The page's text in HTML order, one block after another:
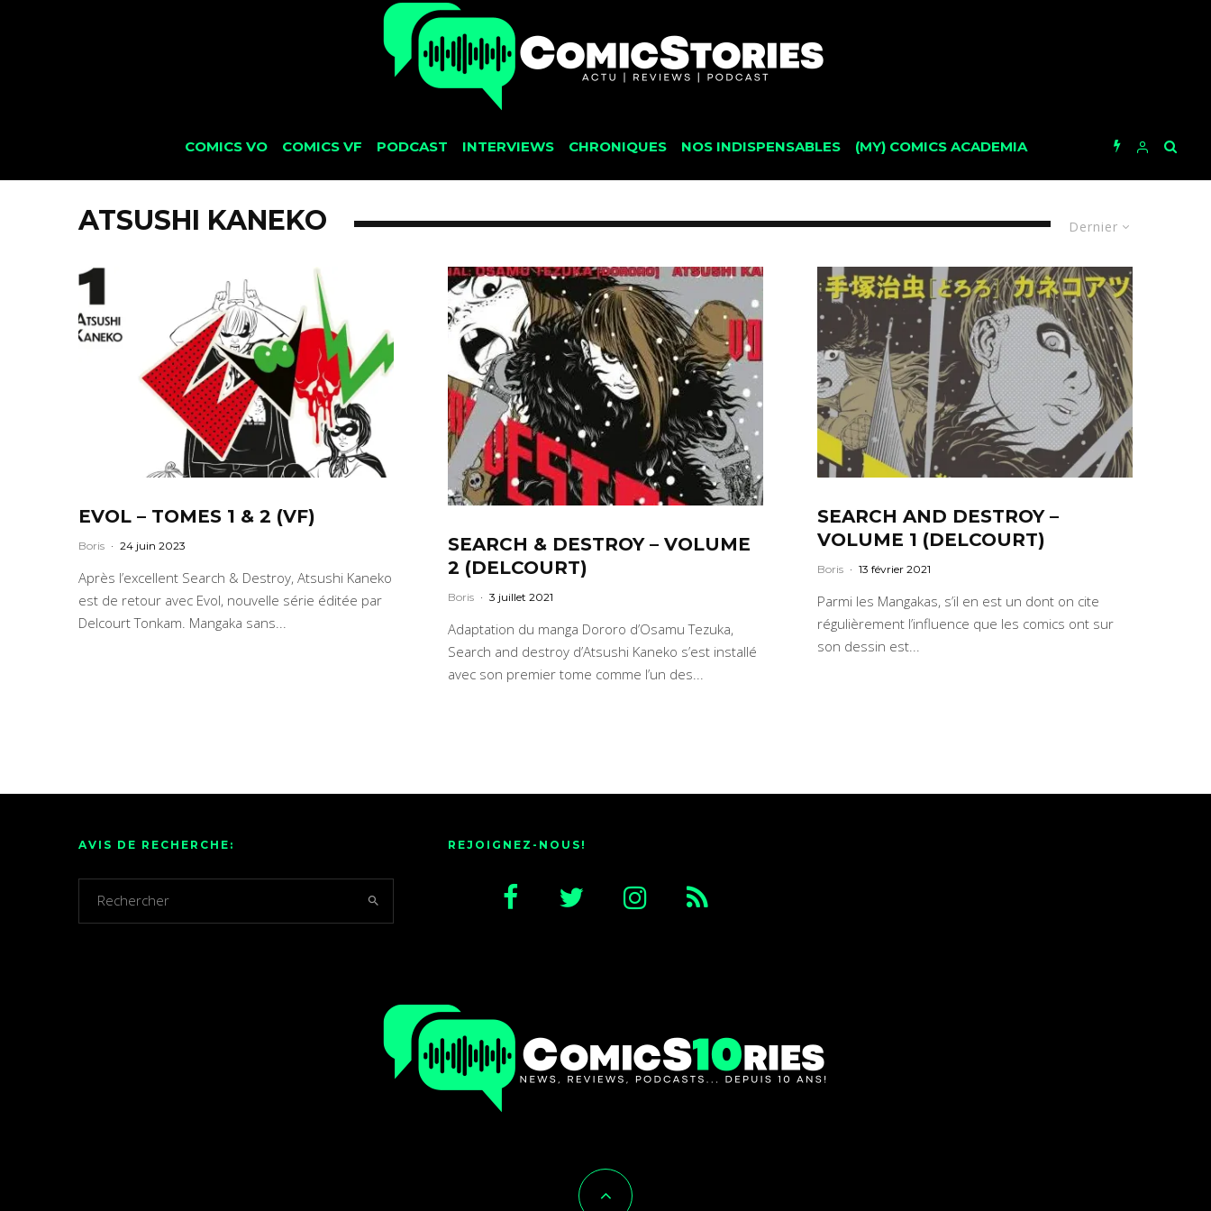
COMICS VO COMICS VF PODCAST INTERVIEWS CHRONIQUES NOS INDISPENSABLES (MY) COMICS ACADEMIA
Dernier
ATSUSHI KANEKO
EVOL – TOMES 1 & 2 (VF)
Boris · 24 juin 2023
Après l’excellent Search & Destroy, Atsushi Kaneko
est de retour avec Evol, nouvelle série éditée par
Delcourt Tonkam. Mangaka sans...
SEARCH & DESTROY – VOLUME
2 (DELCOURT)
Boris · 3 juillet 2021
Adaptation du manga Dororo d’Osamu Tezuka,
Search and destroy d’Atsushi Kaneko s’est installé
avec son premier tome comme l’un des...
SEARCH AND DESTROY –
VOLUME 1 (DELCOURT)
Boris · 13 février 2021
Parmi les Mangakas, s’il en est un dont on cite
régulièrement l’influence que les comics ont sur
son dessin est...
AVIS DE RECHERCHE: REJOIGNEZ-NOUS!